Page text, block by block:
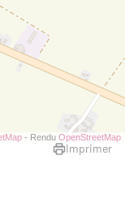
- Rendu OpenStreetMap
Imprimer